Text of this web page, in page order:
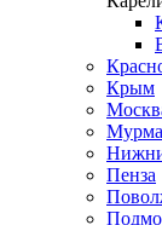
Крым
Пенза